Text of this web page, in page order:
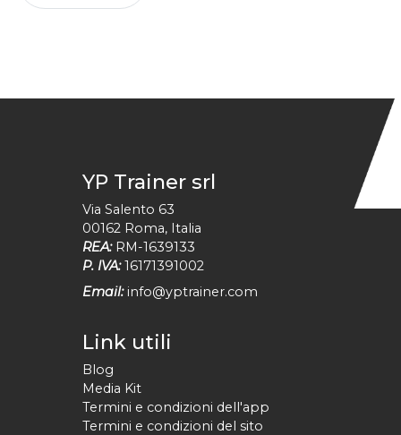
YP Trainer srl
Via Salento 63
00162 Roma, Italia
REA: RM-1639133
P. IVA: 16171391002
Email: info@yptrainer.com
Link utili
Blog
Media Kit
Termini e condizioni dell'app
Termini e condizioni del sito